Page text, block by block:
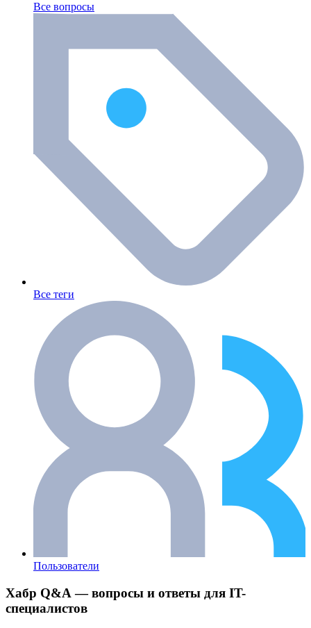
Все вопросы
Все теги
Пользователи
Хабр Q&A — вопросы и ответы для IT-
специалистов